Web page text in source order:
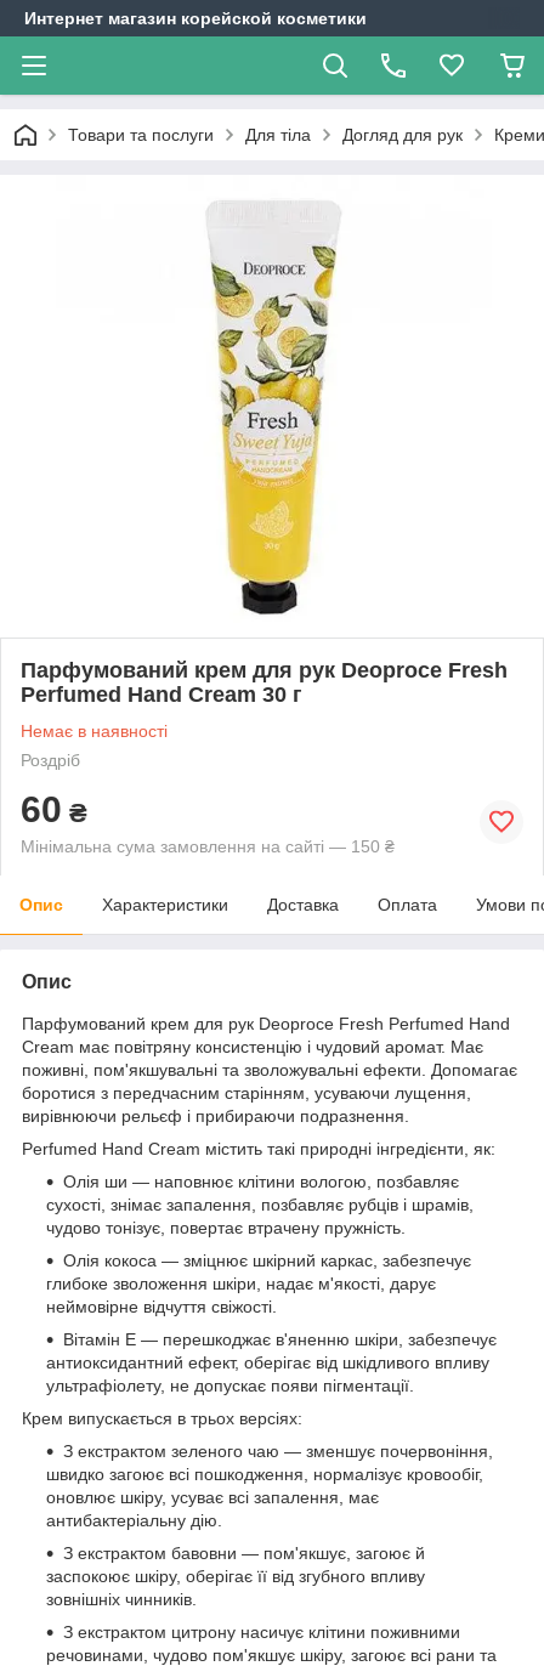
Интернет магазин корейской косметики
Товари та послуги Для тіла Догляд для рук
Парфумований крем для рук Deoproce Fresh
Perfumed Hand Cream 30 г
Немає в наявності
Роздріб
60 ₴
Мінімальна сума замовлення на сайті — 150 ₴
Опис Характеристики Доставка Оплата Умови
Опис
Парфумований крем для рук Deoproce Fresh Perfumed Hand
Cream має повітряну консистенцію і чудовий аромат. Має
поживні, пом'якшувальні та зволожувальні ефекти. Допомагає
боротися з передчасним старінням, усуваючи лущення,
вирівнюючи рельєф і прибираючи подразнення.
Perfumed Hand Cream містить такі природні інгредієнти, як:
Олія ши — наповнює клітини вологою, позбавляє
сухості, знімає запалення, позбавляє рубців і шрамів,
чудово тонізує, повертає втрачену пружність.
Олія кокоса — зміцнює шкірний каркас, забезпечує
глибоке зволоження шкіри, надає м'якості, дарує
неймовірне відчуття свіжості.
Вітамін Е — перешкоджає в'яненню шкіри, забезпечує
антиоксидантний ефект, оберігає від шкідливого впливу
ультрафіолету, не допускає появи пігментації.
Крем випускається в трьох версіях:
З екстрактом зеленого чаю — зменшує почервоніння,
швидко загоює всі пошкодження, нормалізує кровообіг,
оновлює шкіру, усуває всі запалення, має
антибактеріальну дію.
З екстрактом бавовни — пом'якшує, загоює й
заспокоює шкіру, оберігає її від згубного впливу
зовнішніх чинників.
З екстрактом цитрону насичує клітини поживними
речовинами, чудово пом'якшує шкіру, загоює всі рани та